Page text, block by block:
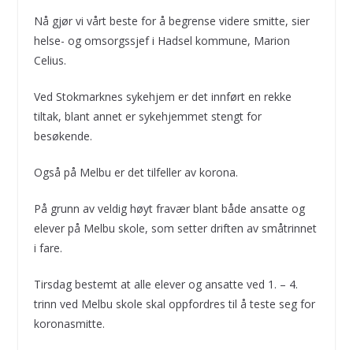
Nå gjør vi vårt beste for å begrense videre smitte, sier
helse- og omsorgssjef i Hadsel kommune, Marion
Celius.
Ved Stokmarknes sykehjem er det innført en rekke
tiltak, blant annet er sykehjemmet stengt for
besøkende.
Også på Melbu er det tilfeller av korona.
På grunn av veldig høyt fravær blant både ansatte og
elever på Melbu skole, som setter driften av småtrinnet
i fare.
Tirsdag bestemt at alle elever og ansatte ved 1. – 4.
trinn ved Melbu skole skal oppfordres til å teste seg for
koronasmitte.